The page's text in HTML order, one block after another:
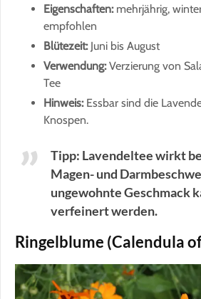
Eigenschaften:mehrjährig,
empfohlen
Blütezeit:Juni bis August
Verwendung:Verzierung von
Tee
Hinweis:Essbar sind die
Knospen.
Tipp: Lavendeltee wirkt
Magen- und
ungewohnte Geschmack
verfeinert werden.
Ringelblume (Calendula